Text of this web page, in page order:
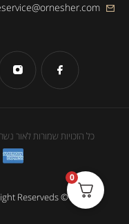
כל הזכויות שמורות לאור
© Created By: InfinityWeb | All Right Reserveds
0